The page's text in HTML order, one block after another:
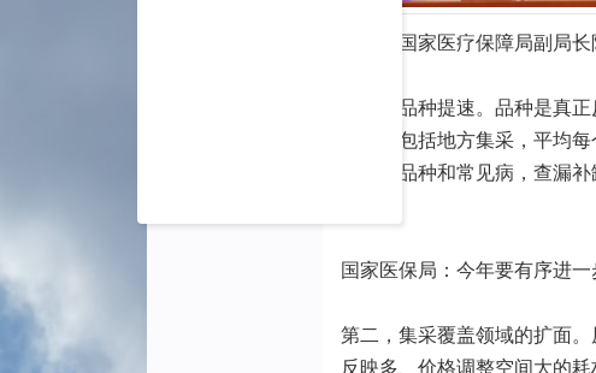
对此，国家医疗保障局副局
第一，品种提速。品种是真
况看，包括地方集采，平均
围绕大品种和常见病，查漏
国家医保局：今年要有序进
第二，集采覆盖领域的扩面
反映多、价格调整空间大的